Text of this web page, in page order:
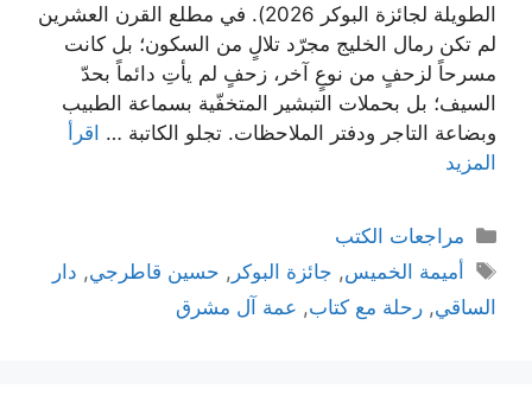
الطويلة لجائزة البوكر 2026). في مطلع القرن العشرين
لم تكن رمال الخليج مجرّد تلالٍ من السكون؛ بل كانت
مسرحاً لزحفٍ من نوعٍ آخر، زحفٍ لم يأتِ دائماً بحدّ
السيف؛ بل بحملات التبشير المتخفّية بسماعة الطبيب
وبضاعة التاجر ودفتر الملاحظات. تجلو الكاتبة … اقرأ
المزيد
التصنيفات
مراجعات الكتب
الوسوم
أميمة الخميس, جائزة البوكر , حسين قاطرجي, دار
الساقي, رحلة مع كتاب, عمة آل مشرق